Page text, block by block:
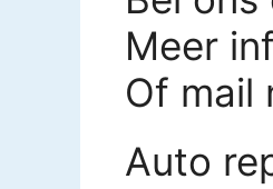
Meer
Of mail
Auto